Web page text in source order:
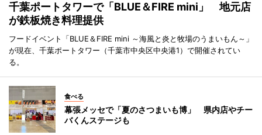
千葉ポートタワーで「BLUE＆FIRE mini」 地元店
が鉄板焼き料理提供
フードイベント「BLUE＆FIRE mini ～海風と炎と牧場のうまいもん～」
が現在、千葉ポートタワー（千葉市中央区中央港1）で開催されてい
る。
食べる
幕張メッセで「夏のさつまいも博」 県内店やチー
バくんステージも